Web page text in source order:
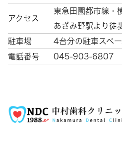
アクセス
東急田園都市線・
あざみ野駅より徒
駐車場
4台分の駐車スペ
電話番号
045-903-6807